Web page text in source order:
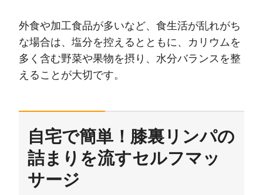
外食や加工食品が多いなど、食生活が乱れがち
な場合は、塩分を控えるとともに、カリウムを
多く含む野菜や果物を摂り、水分バランスを整
えることが大切です。
自宅で簡単！膝裏リンパの
詰まりを流すセルフマッ
サージ